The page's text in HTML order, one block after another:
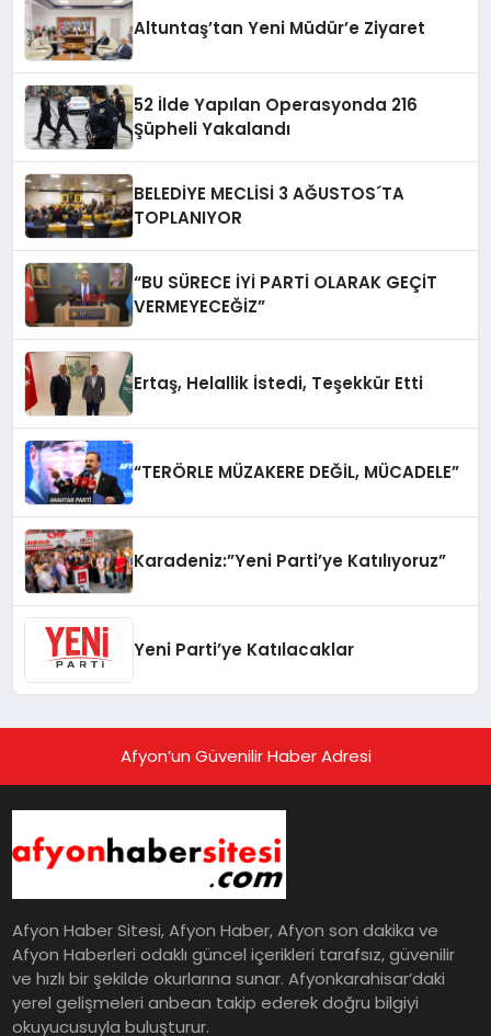
Altuntaş’tan Yeni Müdür’e Ziyaret
52 İlde Yapılan Operasyonda 216
Şüpheli Yakalandı
BELEDİYE MECLİSİ 3 AĞUSTOS´TA
TOPLANIYOR
“BU SÜRECE İYİ PARTİ OLARAK GEÇİT
VERMEYECEĞİZ”
Ertaş, Helallik İstedi, Teşekkür Etti
“TERÖRLE MÜZAKERE DEĞİL, MÜCADELE”
Karadeniz:”Yeni Parti’ye Katılıyoruz”
Yeni Parti’ye Katılacaklar
Afyon’un Güvenilir Haber Adresi
Afyon Haber Sitesi, Afyon Haber, Afyon son dakika ve
Afyon Haberleri odaklı güncel içerikleri tarafsız, güvenilir
ve hızlı bir şekilde okurlarına sunar. Afyonkarahisar’daki
yerel gelişmeleri anbean takip ederek doğru bilgiyi
okuyucusuyla buluşturur.